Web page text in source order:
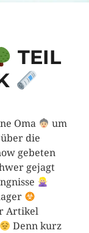
TEIL
Oma
um
über die
gebeten
gejagt
Artikel
Denn kurz